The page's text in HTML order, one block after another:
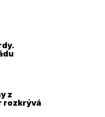
z
rozkrývá